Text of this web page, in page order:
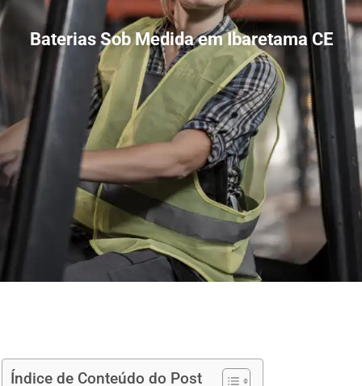
Baterias Sob Medida em Ibaretama CE
Índice de Conteúdo do Post